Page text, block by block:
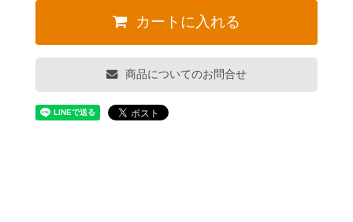
カートに入れる
商品についてのお問合せ